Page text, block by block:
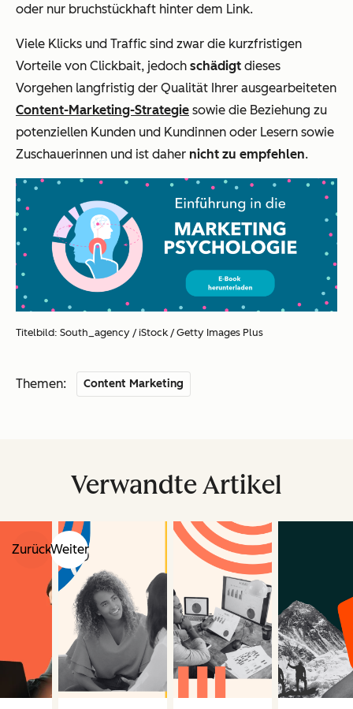
oder nur bruchstückhaft hinter dem Link.
Viele Klicks und Traffic sind zwar die kurzfristigen
Vorteile von Clickbait, jedoch schädigt dieses
Vorgehen langfristig der Qualität Ihrer ausgearbeiteten
Content-Marketing-Strategie sowie die Beziehung zu
potenziellen Kunden und Kundinnen oder Lesern sowie
Zuschauerinnen und ist daher nicht zu empfehlen.
Titelbild: South_agency / iStock / Getty Images Plus
Themen: Content Marketing
Verwandte Artikel
ZurückWeiter